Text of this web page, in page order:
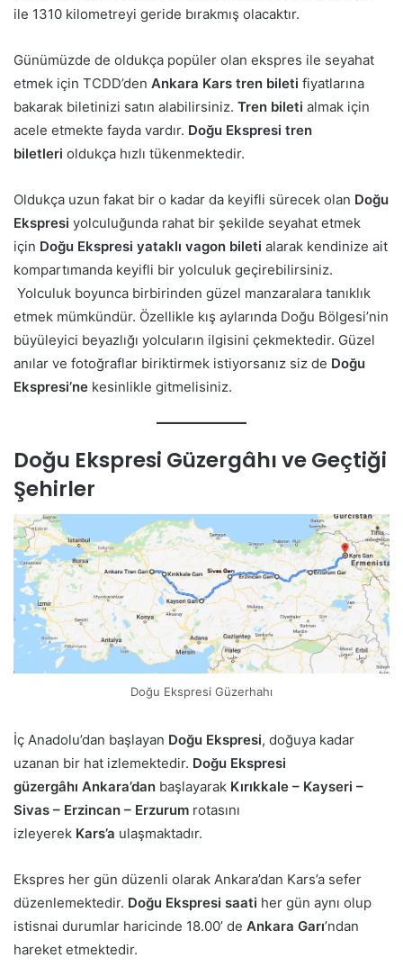
ile 1310 kilometreyi geride bırakmış olacaktır.
Günümüzde de oldukça popüler olan ekspres ile seyahat
etmek için TCDD’den Ankara Kars tren bileti fiyatlarına
bakarak biletinizi satın alabilirsiniz. Tren bileti almak için
acele etmekte fayda vardır. Doğu Ekspresi tren
biletleri oldukça hızlı tükenmektedir.
Oldukça uzun fakat bir o kadar da keyifli sürecek olan Doğu
Ekspresi yolculuğunda rahat bir şekilde seyahat etmek
için Doğu Ekspresi yataklı vagon bileti alarak kendinize ait
kompartımanda keyifli bir yolculuk geçirebilirsiniz.
Yolculuk boyunca birbirinden güzel manzaralara tanıklık
etmek mümkündür. Özellikle kış aylarında Doğu Bölgesi’nin
büyüleyici beyazlığı yolcuların ilgisini çekmektedir. Güzel
anılar ve fotoğraflar biriktirmek istiyorsanız siz de Doğu
Ekspresi’ne kesinlikle gitmelisiniz.
Doğu Ekspresi Güzergâhı ve Geçtiği
Şehirler
Doğu Ekspresi Güzerhahı
İç Anadolu’dan başlayan Doğu Ekspresi, doğuya kadar
uzanan bir hat izlemektedir. Doğu Ekspresi
güzergâhı Ankara’dan başlayarak Kırıkkale – Kayseri –
Sivas – Erzincan – Erzurum rotasını
izleyerek Kars’a ulaşmaktadır.
Ekspres her gün düzenli olarak Ankara’dan Kars’a sefer
düzenlemektedir. Doğu Ekspresi saati her gün aynı olup
istisnai durumlar haricinde 18.00’ de Ankara Garı’ndan
hareket etmektedir.